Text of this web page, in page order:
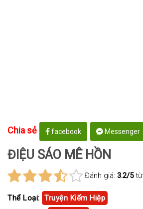
Chia sẻ facebook Messenger
ĐIỆU SÁO MÊ HỒN
Đánh giá: 3.2/5từ
Thể Loại: Truyện Kiếm Hiệp